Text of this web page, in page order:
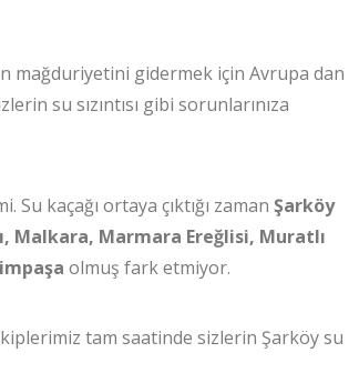
mağduriyetini gidermek için Avrupa dan
su sızıntısı gibi sorunlarınıza
kaçağı ortaya çıktığı zaman Şarköy
Malkara, Marmara Ereğlisi, Muratlı
olmuş fark etmiyor.
tam saatinde sizlerin Şarköy su